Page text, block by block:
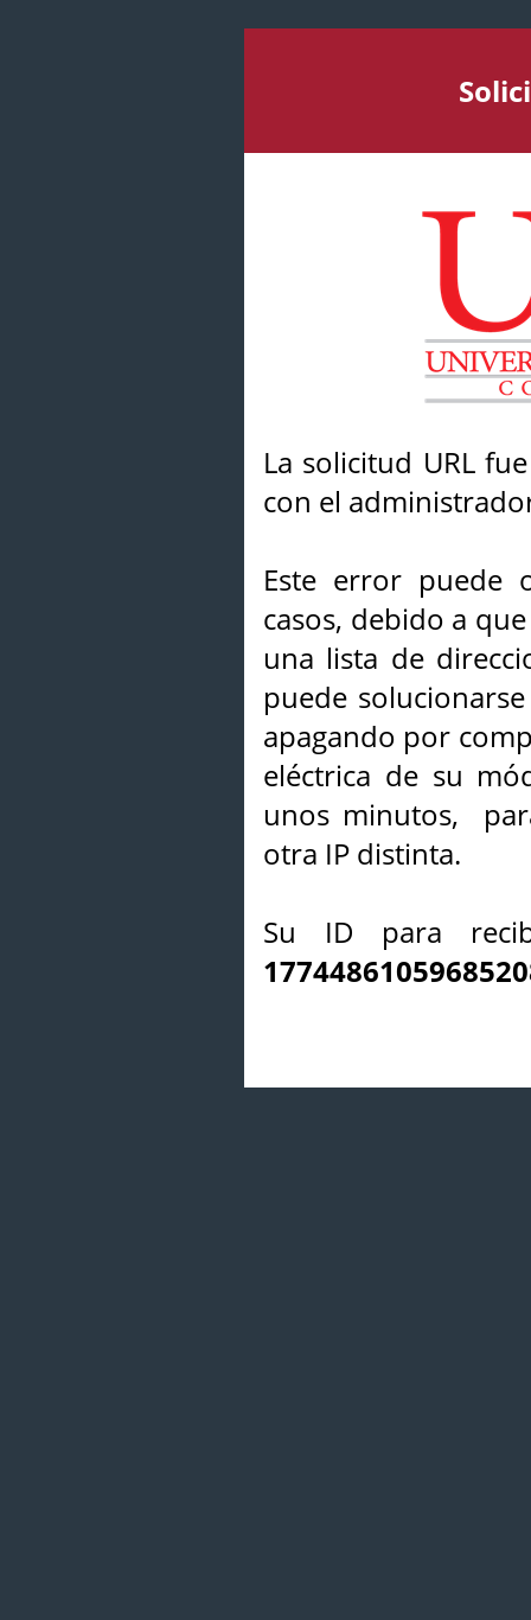
La solicitud URL
con el
Este error puede
casos, debido a
una lista de
puede
apagando por
eléctrica de su
unos minutos,
otra IP distinta.
Su ID para